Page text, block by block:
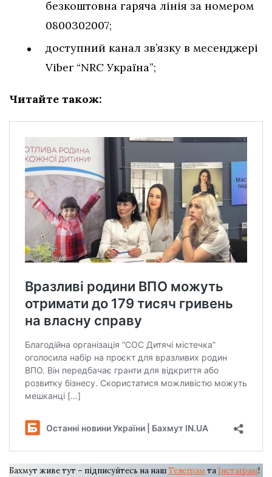
безкоштовна гаряча лінія за номером
0800302007;
доступний канал зв’язку в месенджері
Viber “NRC Україна”;
Читайте також:
Бахмут живе тут – підписуйтесь на нашТелеграм та Інстаграм!